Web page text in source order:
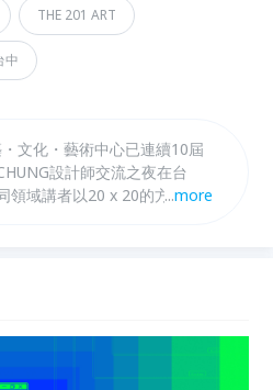
THE 201 ART
中
文化・藝術中心已連續10屆
設計師交流之夜在台
領域講者以20 x 20的方式，
...more